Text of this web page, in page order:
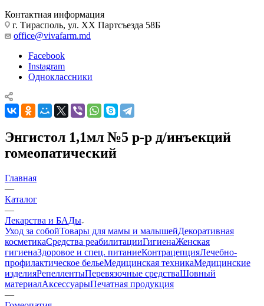
Контактная информация
г. Тирасполь, ул. ХХ Партсъезда 58Б
office@vivafarm.md
Facebook
Instagram
Одноклассники
Энгистол 1,1мл №5 р-р д/инъекций
гомеопатический
Главная
—
Каталог
—
Лекарства и БАДы
Уход за собойТовары для мамы и малышейДекоративная
косметикаСредства реабилитацииГигиенаЖенская
гигиенаЗдоровое и спец. питаниеКонтрацепцияЛечебно-
профилактическое бельеМедицинская техникаМедицинские
изделияРепеллентыПеревязочные средстваШовный
материалАксессуарыПечатная продукция
—